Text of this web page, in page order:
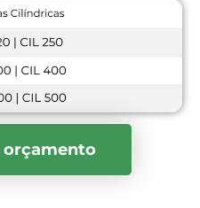
orçamento